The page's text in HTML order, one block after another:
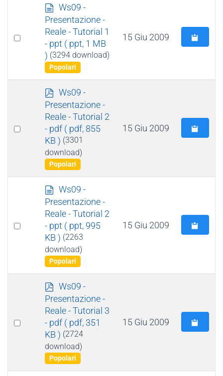
Select
d
o
c
m
e
n
t
o
Ws09 -
Presentazione -
Reale - Tutorial 1
- ppt ( ppt, 1 MB
) (3294 download)
Popolari
15 Giu 2009
Select
p
d
f
Ws09 -
Presentazione -
Reale - Tutorial 2
- pdf ( pdf, 855
KB ) (3301
download)
Popolari
15 Giu 2009
Select
d
o
c
m
e
n
t
o
Ws09 -
Presentazione -
Reale - Tutorial 2
- ppt ( ppt, 995
KB ) (2263
download)
Popolari
15 Giu 2009
Select
p
d
f
Ws09 -
Presentazione -
Reale - Tutorial 3
- pdf ( pdf, 351
KB ) (2724
download)
Popolari
15 Giu 2009